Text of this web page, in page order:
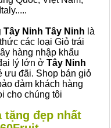
Ninh Tây Ninh là
các loại Giỏ trái
hàng nhập khẩu
lý lớn ở Tây Ninh
ưu đãi. Shop bán giỏ
đảm khách hàng
cho chúng tôi
tặng đẹp nhất